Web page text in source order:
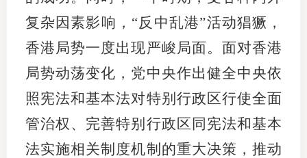
复杂因素影响，“反中乱港”活动猖獗，
香港局势一度出现严峻局面。面对香港
局势动荡变化，党中央作出健全中央依
照宪法和基本法对特别行政区行使全面
管治权、完善特别行政区同宪法和基本
法实施相关制度机制的重大决策，推动